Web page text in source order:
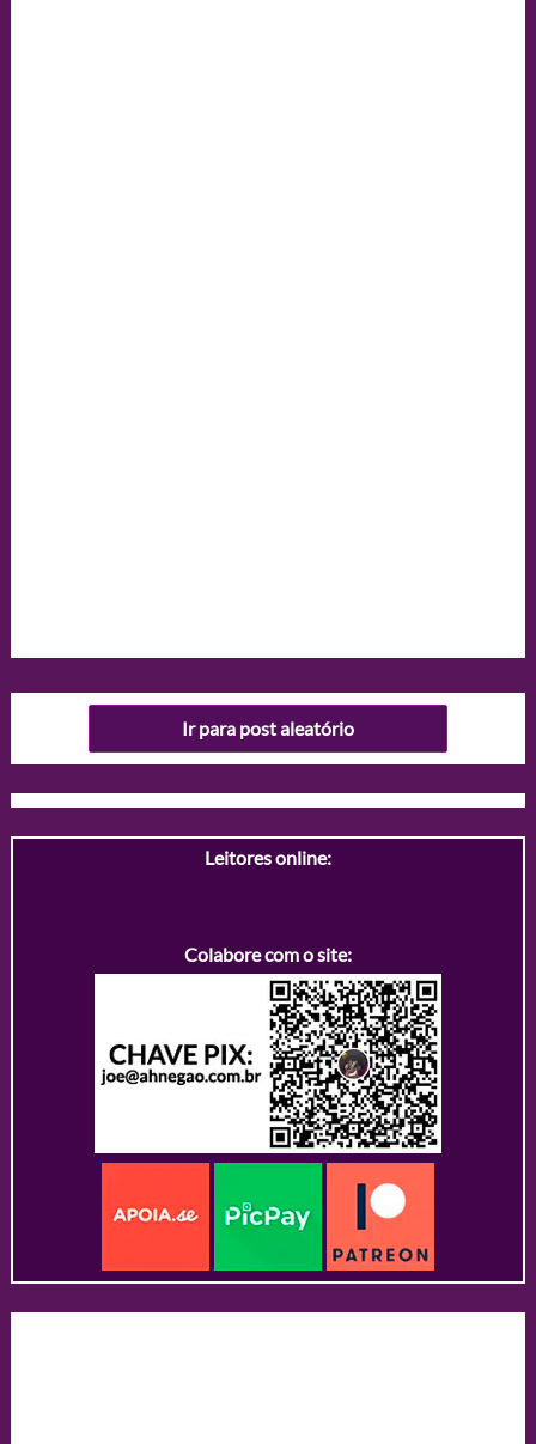
Ir para post aleatório
Leitores online:
Colabore com o site: